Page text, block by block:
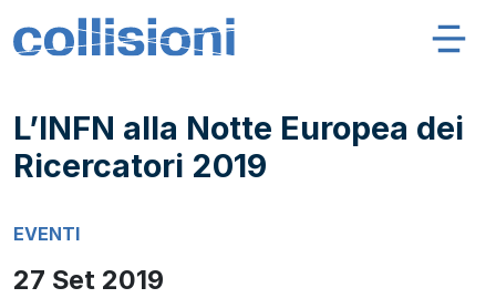
Salta al contenuto
Navigazione principale
L’INFN alla Notte Europea dei
Ricercatori 2019
EVENTI
27 Set 2019